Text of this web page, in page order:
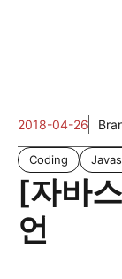
2018-04-26
Coding
[자바
언